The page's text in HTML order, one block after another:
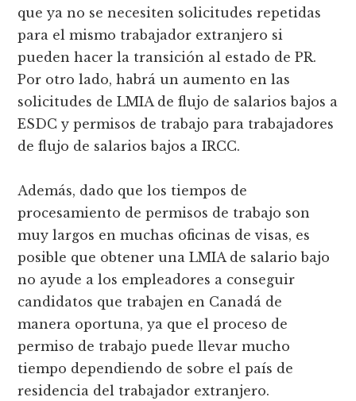
que ya no se necesiten solicitudes repetidas
para el mismo trabajador extranjero si
pueden hacer la transición al estado de PR.
Por otro lado, habrá un aumento en las
solicitudes de LMIA de flujo de salarios bajos a
ESDC y permisos de trabajo para trabajadores
de flujo de salarios bajos a IRCC.
Además, dado que los tiempos de
procesamiento de permisos de trabajo son
muy largos en muchas oficinas de visas, es
posible que obtener una LMIA de salario bajo
no ayude a los empleadores a conseguir
candidatos que trabajen en Canadá de
manera oportuna, ya que el proceso de
permiso de trabajo puede llevar mucho
tiempo dependiendo de sobre el país de
residencia del trabajador extranjero.